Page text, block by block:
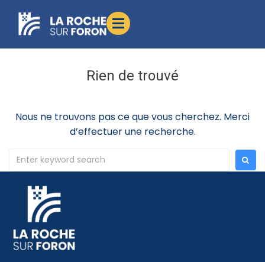
principal
Rien de trouvé
Nous ne trouvons pas ce que vous cherchez. Merci
d’effectuer une recherche.